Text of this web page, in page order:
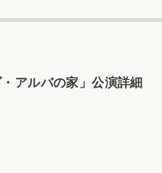
アルバの家」公演詳細